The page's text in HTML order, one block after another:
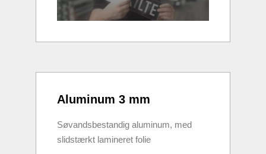
Aluminum 3 mm
Søvandsbestandig aluminum, med
slidstærkt lamineret folie